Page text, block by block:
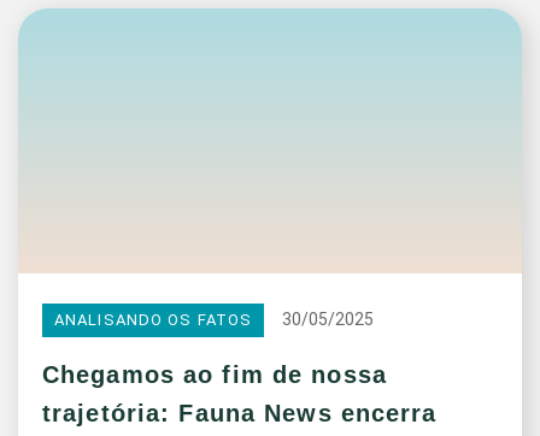
ANALISANDO OS FATOS 30/05/2025
Chegamos ao fim de nossa
trajetória: Fauna News encerra